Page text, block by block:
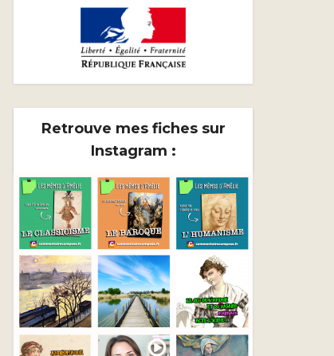
Retrouve mes fiches sur
Instagram :